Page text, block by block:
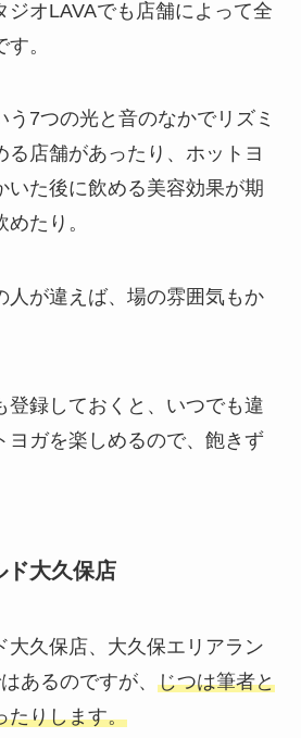
ジオLAVAでも店舗によって全
。
う7つの光と音のなかでリズミ
る店舗があったり、ホットヨ
いた後に飲める美容効果が期
めたり。
人が違えば、場の雰囲気もか
登録しておくと、いつでも違
ヨガを楽しめるので、飽きず
ド大久保店
大久保店、大久保エリアラン
あるのですが、 じつは筆者と
たりします。